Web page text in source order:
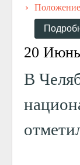
20
В